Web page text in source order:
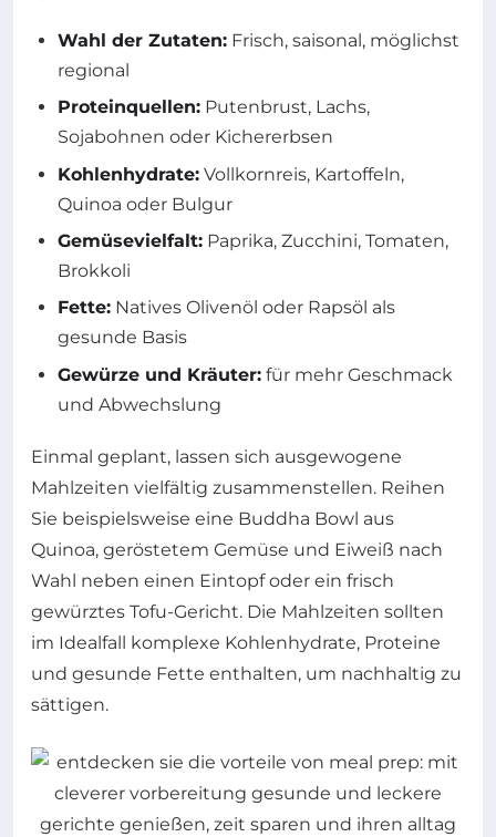
Wahl der Zutaten: Frisch, saisonal, möglichst
regional
Proteinquellen: Putenbrust, Lachs,
Sojabohnen oder Kichererbsen
Kohlenhydrate: Vollkornreis, Kartoffeln,
Quinoa oder Bulgur
Gemüsevielfalt: Paprika, Zucchini, Tomaten,
Brokkoli
Fette: Natives Olivenöl oder Rapsöl als
gesunde Basis
Gewürze und Kräuter: für mehr Geschmack
und Abwechslung
Einmal geplant, lassen sich ausgewogene
Mahlzeiten vielfältig zusammenstellen. Reihen
Sie beispielsweise eine Buddha Bowl aus
Quinoa, geröstetem Gemüse und Eiweiß nach
Wahl neben einen Eintopf oder ein frisch
gewürztes Tofu-Gericht. Die Mahlzeiten sollten
im Idealfall komplexe Kohlenhydrate, Proteine
und gesunde Fette enthalten, um nachhaltig zu
sättigen.